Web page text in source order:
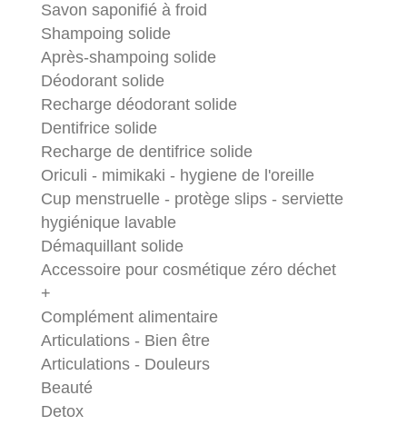
Savon saponifié à froid
Shampoing solide
Après-shampoing solide
Déodorant solide
Recharge déodorant solide
Dentifrice solide
Recharge de dentifrice solide
Oriculi - mimikaki - hygiene de l'oreille
Cup menstruelle - protège slips - serviette
hygiénique lavable
Démaquillant solide
Accessoire pour cosmétique zéro déchet
+
Complément alimentaire
Articulations - Bien être
Articulations - Douleurs
Beauté
Detox